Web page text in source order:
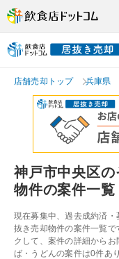
店舗売却トップ 兵庫県
神戸市中央区
物件の案件一覧
現在募集中、過去成約済
抜き売却物件の案件一覧
クして、案件の詳細から
ば・うどんの案件は0件あ